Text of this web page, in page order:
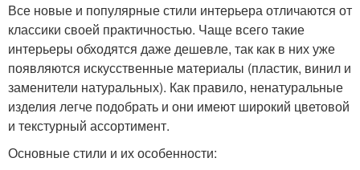
Все новые и популярные стили интерьера отличаются от
классики своей практичностью. Чаще всего такие
интерьеры обходятся даже дешевле, так как в них уже
появляются искусственные материалы (пластик, винил и
заменители натуральных). Как правило, ненатуральные
изделия легче подобрать и они имеют широкий цветовой
и текстурный ассортимент.
Основные стили и их особенности: